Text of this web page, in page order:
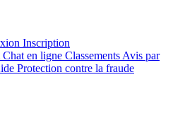
Inscription
Chat en ligne Classements Avis par
Protection contre la fraude